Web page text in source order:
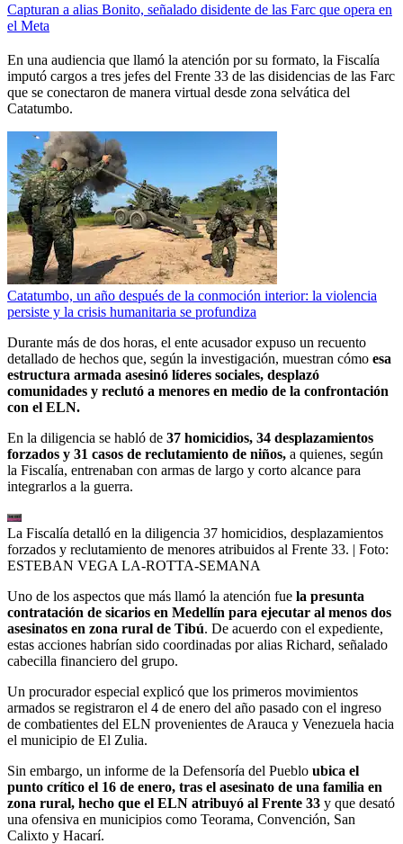
Capturan a alias Bonito, señalado disidente de las Farc que opera en
el Meta
En una audiencia que llamó la atención por su formato, la Fiscalía
imputó cargos a tres jefes del Frente 33 de las disidencias de las Farc
que se conectaron de manera virtual desde zona selvática del
Catatumbo.
Catatumbo, un año después de la conmoción interior: la violencia
persiste y la crisis humanitaria se profundiza
Durante más de dos horas, el ente acusador expuso un recuento
detallado de hechos que, según la investigación, muestran cómo esa
estructura armada asesinó líderes sociales, desplazó
comunidades y reclutó a menores en medio de la confrontación
con el ELN.
En la diligencia se habló de 37 homicidios, 34 desplazamientos
forzados y 31 casos de reclutamiento de niños, a quienes, según
la Fiscalía, entrenaban con armas de largo y corto alcance para
integrarlos a la guerra.
La Fiscalía detalló en la diligencia 37 homicidios, desplazamientos
forzados y reclutamiento de menores atribuidos al Frente 33. | Foto:
ESTEBAN VEGA LA-ROTTA-SEMANA
Uno de los aspectos que más llamó la atención fue la presunta
contratación de sicarios en Medellín para ejecutar al menos dos
asesinatos en zona rural de Tibú. De acuerdo con el expediente,
estas acciones habrían sido coordinadas por alias Richard, señalado
cabecilla financiero del grupo.
Un procurador especial explicó que los primeros movimientos
armados se registraron el 4 de enero del año pasado con el ingreso
de combatientes del ELN provenientes de Arauca y Venezuela hacia
el municipio de El Zulia.
Sin embargo, un informe de la Defensoría del Pueblo ubica el
punto crítico el 16 de enero, tras el asesinato de una familia en
zona rural, hecho que el ELN atribuyó al Frente 33 y que desató
una ofensiva en municipios como Teorama, Convención, San
Calixto y Hacarí.